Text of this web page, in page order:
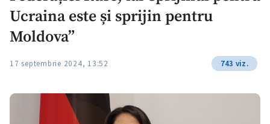
Ucraina este și sprijin pentru
Moldova”
17 septembrie 2024, 13:52 743 viz.